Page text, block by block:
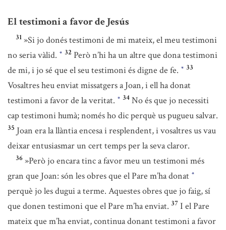
El testimoni a favor de Jesús
31 »Si jo donés testimoni de mi mateix, el meu testimoni
no seria vàlid. * 32 Però n’hi ha un altre que dona testimoni
de mi, i jo sé que el seu testimoni és digne de fe. * 33
Vosaltres heu enviat missatgers a Joan, i ell ha donat
testimoni a favor de la veritat. * 34 No és que jo necessiti
cap testimoni humà; només ho dic perquè us pugueu salvar.
35 Joan era la llàntia encesa i resplendent, i vosaltres us vau
deixar entusiasmar un cert temps per la seva claror.
36 »Però jo encara tinc a favor meu un testimoni més
gran que Joan: són les obres que el Pare m’ha donat *
perquè jo les dugui a terme. Aquestes obres que jo faig, sí
que donen testimoni que el Pare m’ha enviat. 37 I el Pare
mateix que m’ha enviat, continua donant testimoni a favor